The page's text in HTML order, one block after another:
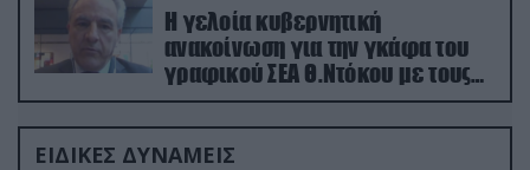
Η γελοία κυβερνητική
ανακοίνωση για την γκάφα του
γραφικού ΣΕΑ Θ.Ντόκου με τους
Ρώσους φαρσέρ
ΕΙΔΙΚΕΣ ΔΥΝΑΜΕΙΣ